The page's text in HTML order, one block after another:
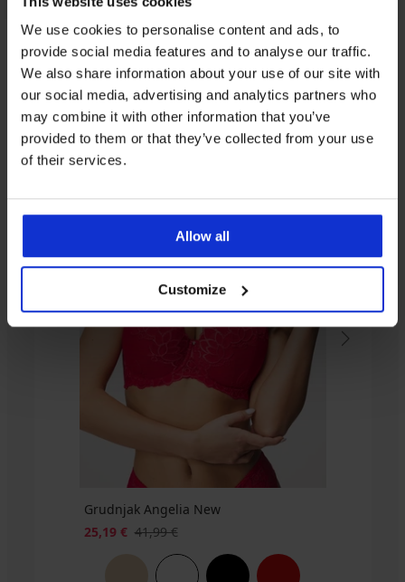
We use cookies to personalise content and ads, to
provide social media features and to analyse our traffic.
We also share information about your use of our site with
our social media, advertising and analytics partners who
may combine it with other information that you’ve
provided to them or that they’ve collected from your use
of their services.
Allow all
Customize
Pojas
za
Rasprodaja -70%
Pojas
za
mladenke
Lyra
€
20,99
Pojas
za
28,99
LIMITED
PREMIUM
podvezice
Bluebella
53,99
€
Pojas
za
28,99
LIMITED
Pojas
za
39,99
LIMITED Rasprodaja -50%
Pojas
za
Black
Onyx
€
49,99
Pojas
za
Hot
Pink
€
LIMITED
Pojas
za
39,99
Iz iste kolekcije
Grudnjak Angelia New
25,19 € 41,99 €